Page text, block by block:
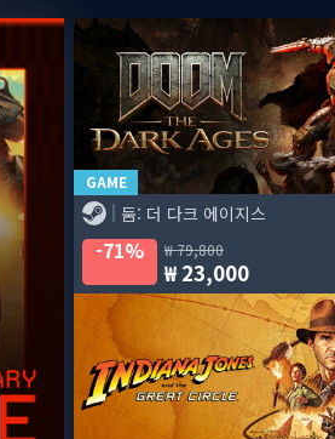
GAME
둠: 더 다크 에이지스
71% 79,800
23,000